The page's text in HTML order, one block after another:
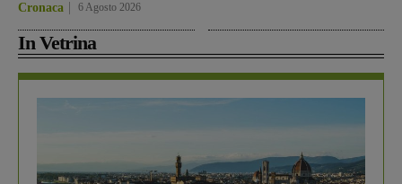
Cronaca 6 Agosto 2026
In Vetrina